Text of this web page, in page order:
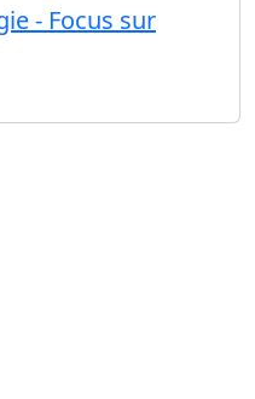
- Focus sur